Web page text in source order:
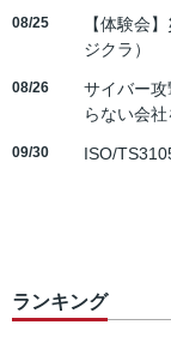
08/25
【体験会
ジクラ）
08/26
サイバー
らない会
09/30 ISO/
ランキング